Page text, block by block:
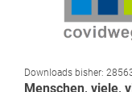
Downloads bisher:
Menschen, viele,